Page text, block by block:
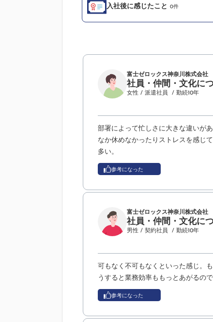
入社後に感じたこと 0件
富士ゼロックス神奈川株式会社
社員・仲間・文化に
女性 / 派遣社員
/ 勤続10年
部署によって忙しさに大きな違いが
なか休めなかったりストレスを感じ
多い。
参考になった
富士ゼロックス神奈川株式会社
社員・仲間・文化に
男性 / 契約社員
/ 勤続10年
可もなく不可もなくといった感じ。
うすると業務効率ももっとあがるの
参考になった